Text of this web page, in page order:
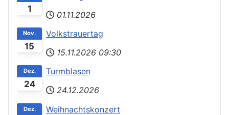
1
01.11.2026
15
Nov.
Volkstrauertag
15.11.2026 09:30
24
Dez.
Turmblasen
24.12.2026
Dez.
Weihnachtskonzert